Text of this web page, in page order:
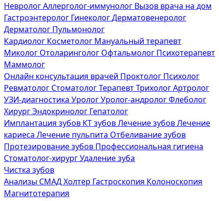
НеврологАллерголог-иммунолог Вызов врача на дом
Гастроэнтеролог ГинекологДерматовенеролог
Дерматолог Пульмонолог
Кардиолог Косметолог Мануальный терапевт
Миколог Отоларинголог Офтальмолог Психотерапевт
Маммолог
Онлайн консультация врачей Проктолог Психолог
Ревматолог СтоматологТерапевтТрихологАртролог
УЗИ-диагностика УрологУролог-андрологФлеболог
ХирургЭндокринолог Гепатолог
Имплантация зубов КТ зубовЛечение зубовЛечение
кариеса Лечение пульпита Отбеливание зубов
Протезирование зубов Профессиональная гигиена
Стоматолог-хирургУдаление зуба
Чистка зубов
Анализы СМАДХолтер Гастроскопия Колоноскопия
Магнитотерапия